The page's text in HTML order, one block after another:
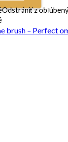
Odstrániť z
brush – Perfect